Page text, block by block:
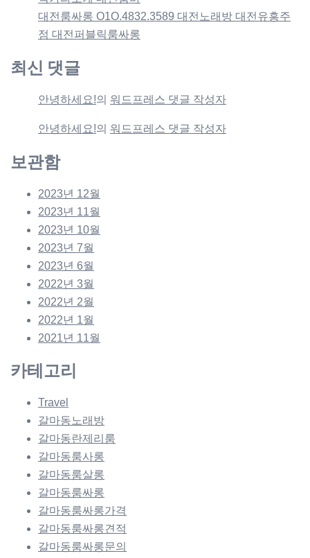
대전룸싸롱 O1O.4832.3589 대전노래방 대전유흥주
점 대전퍼블릭룸싸롱
최신 댓글
안녕하세요!의 워드프레스 댓글 작성자
안녕하세요!의 워드프레스 댓글 작성자
보관함
2023년 12월
2023년 11월
2023년 10월
2023년 7월
2023년 6월
2022년 3월
2022년 2월
2022년 1월
2021년 11월
카테고리
Travel
갈마동노래방
갈마동란제리룸
갈마동룸사롱
갈마동룸살롱
갈마동룸싸롱
갈마동룸싸롱가격
갈마동룸싸롱견적
갈마동룸싸롱문의